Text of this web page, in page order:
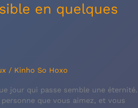
en quelques
/ Kinho So Hoxo
jour qui passe semble une éternité.
que vous aimez, et vous